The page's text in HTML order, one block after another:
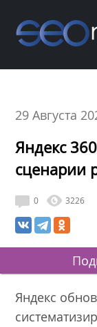
29 Августа
Яндекс
сценарии
0 3226
Яндекс